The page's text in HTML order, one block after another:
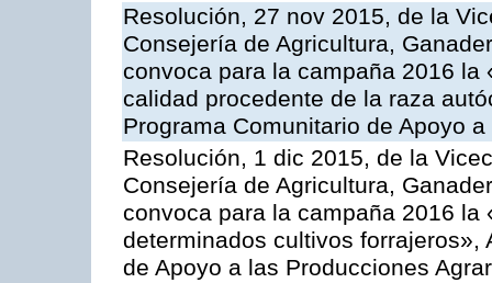
Resolución, 27 nov 2015, de la
Consejería de Agricultura,
convoca para la campaña 2016
calidad procedente de la raza
Programa Comunitario de Apoyo
Resolución, 1 dic 2015, de la
Consejería de Agricultura,
convoca para la campaña 2016 la
determinados cultivos forrajeros»,
de Apoyo a las Producciones